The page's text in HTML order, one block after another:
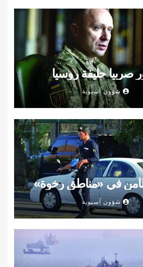
صربيا حليفة روسيا
شؤون آسيوية
في «مناطق رخوة»
شؤون آسيوية